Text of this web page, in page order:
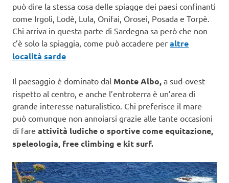
può dire la stessa cosa delle spiagge dei paesi confinanti
come Irgoli, Lodè, Lula, Onifai, Orosei, Posada e Torpè.
Chi arriva in questa parte di Sardegna sa però che non
c’è solo la spiaggia, come può accadere per altre
località sarde
Il paesaggio è dominato dal Monte Albo, a sud-ovest
rispetto al centro, e anche l’entroterra è un’area di
grande interesse naturalistico. Chi preferisce il mare
può comunque non annoiarsi grazie alle tante occasioni
di fare attività ludiche o sportive come equitazione,
speleologia, free climbing e kit surf.